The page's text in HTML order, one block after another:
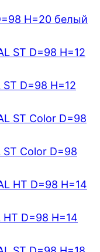
H=20 белый
D=98 H=12
Color D=98
D=98 H=14